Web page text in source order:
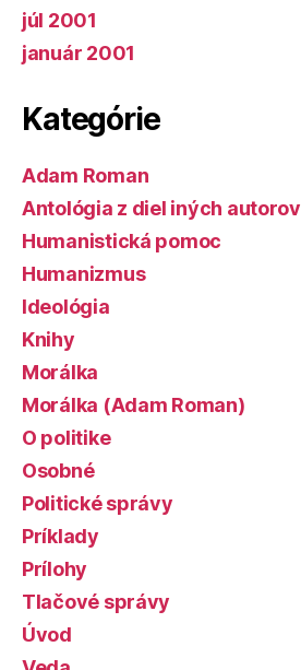
júl 2001
január 2001
Kategórie
Adam Roman
Antológia z diel iných autorov
Humanistická pomoc
Humanizmus
Ideológia
Knihy
Morálka
Morálka (Adam Roman)
O politike
Osobné
Politické správy
Príklady
Prílohy
Tlačové správy
Úvod